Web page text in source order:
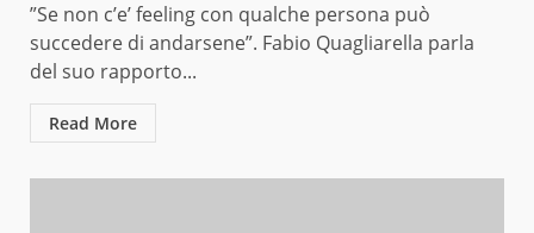
”Se non c’e’ feeling con qualche persona può
succedere di andarsene”. Fabio Quagliarella parla
del suo rapporto...
Read More